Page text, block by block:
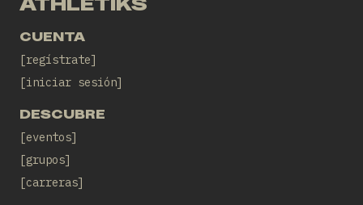
CUENTA
regístrate
iniciar sesión
DESCUBRE
eventos
grupos
carreras